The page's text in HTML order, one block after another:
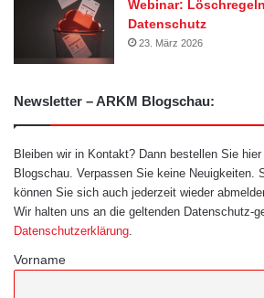
Webinar:
Datenschutz
23. März 2026
Newsletter – ARKM Blogschau:
Bleiben wir in Kontakt? Dann bestellen Sie hier
Blogschau. Verpassen Sie keine Neuigkeiten.
können Sie sich auch jederzeit wieder
Wir halten uns an die geltenden Datenschutz-
Datenschutzerklärung
Vorname